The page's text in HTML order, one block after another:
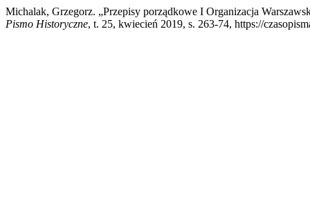
Michalak, Grzegorz. „Przepisy porządkowe I Organizacja
Pismo Historyczne, t. 25, kwiecień 2019, s. 263-74, https://